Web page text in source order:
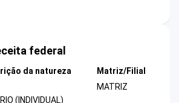
federal
da natureza
(INDIVIDUAL)
Matriz/Filial
MATRIZ